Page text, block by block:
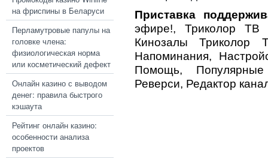
на фриспины в Беларуси
Перламутровые папулы на
головке члена:
физиологическая норма
или косметический дефект
Онлайн казино с выводом
денег: правила быстрого
кэшаута
Рейтинг онлайн казино:
особенности анализа
проектов
Приставка
эфире!, Триколор ТВ
Кинозалы Триколор
Напоминания,
Помощь,
Реверси, Редактор